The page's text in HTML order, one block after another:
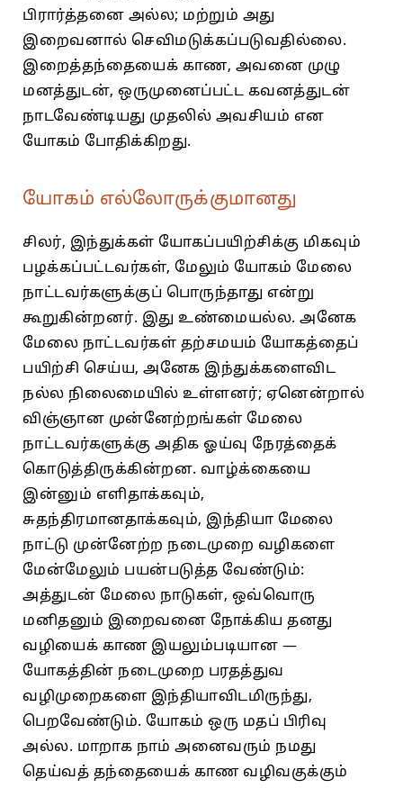
பிரார்த்தனை அல்ல; மற்றும்‌ அது
இறைவனால்‌ செவிமடுக்கப்படுவதில்லை.
இறைத்தந்தையைக்‌ காண, அவனை முழு
மனத்துடன்‌, ஒருமுனைப்பட்ட கவனத்துடன்‌
நாடவேண்டியது முதலில்‌ அவசியம்‌ என
யோகம்‌ போதிக்கிறது.
யோகம் எல்லோருக்குமானது
சிலர்‌, இந்துக்கள்‌ யோகப்பயிற்சிக்கு மிகவும்
பழக்கப்பட்டவர்கள்‌, மேலும்‌ யோகம்‌ மேலை
நாட்டவர்களுக்குப்‌ பொருந்தாது என்று
கூறுகின்றனர்‌. இது உண்மையல்ல. அனேக
மேலை நாட்டவர்கள்‌ தற்சமயம்‌ யோகத்தைப்‌
பயிற்சி செய்ய, அனேக இந்துக்களைவிட
நல்ல நிலைமையில்‌ உள்ளனர்‌; ஏனென்றால்‌
விஞ்ஞான முன்னேற்றங்கள்‌ மேலை
நாட்டவர்களுக்கு அதிக ஓய்வு நேரத்தைக்
‌கொடுத்திருக்கின்றன. வாழ்க்கையை
இன்னும்‌ எளிதாக்கவும்‌,
சுதந்திரமானதாக்கவும்‌, இந்தியா மேலை
நாட்டு முன்னேற்ற நடைமுறை வழிகளை
மேன்மேலும்‌ பயன்படுத்த வேண்டும்‌:
அத்துடன்‌ மேலை நாடுகள்‌, ஒவ்வொரு
மனிதனும்‌ இறைவனை நோக்கிய தனது
வழியைக்‌ காண இயலும்படியான —
யோகத்தின்‌ நடைமுறை பரதத்துவ
வழிமுறைகளை இந்தியாவிடமிருந்து,
பெறவேண்டும்‌. யோகம்‌ ஒரு மதப்‌ பிரிவு
அல்ல. மாறாக நாம்‌ அனைவரும்‌ நமது
தெய்வத்‌ தந்தையைக்‌ காண வழிவகுக்கும்‌